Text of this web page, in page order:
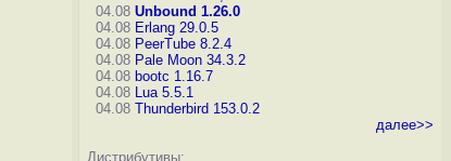
04.08 Unbound 1.26.0
04.08 Erlang 29.0.5
04.08 PeerTube 8.2.4
04.08 Pale Moon 34.3.2
04.08 bootc 1.16.7
04.08 Lua 5.5.1
04.08 Thunderbird 153.0.2
далее>>
Дистрибутивы: